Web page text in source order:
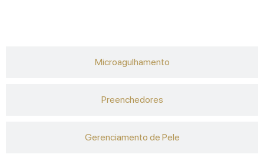
Microagulhamento
Preenchedores
Gerenciamento de Pele